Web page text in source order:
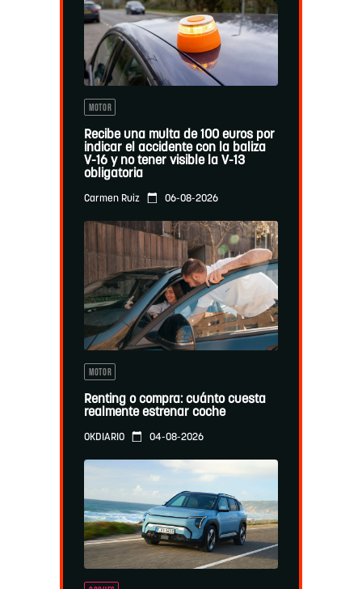
MOTOR
Recibe una multa de 100 euros por
indicar el accidente con la baliza
V-16 y no tener visible la V-13
obligatoria
Carmen Ruiz 06-08-2026
MOTOR
Renting o compra: cuánto cuesta
realmente estrenar coche
OKDIARIO 04-08-2026